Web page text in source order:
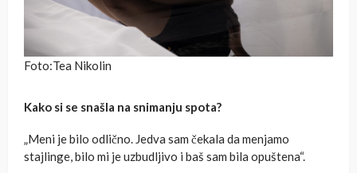
Foto:Tea Nikolin
Kako si se snašla na snimanju spota?
„Meni je bilo odlično. Jedva sam čekala da menjamo
stajlinge, bilo mi je uzbudljivo i baš sam bila opuštena“.